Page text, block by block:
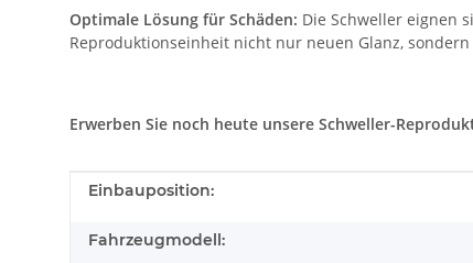
Optimale Lösung für Schäden: Die Schweller eignen
Reproduktionseinheit nicht nur neuen Glanz,
Erwerben Sie noch heute unsere Schweller-
Produkteigenschaft
Wert
Einbauposition:
Fahrzeugmodell: